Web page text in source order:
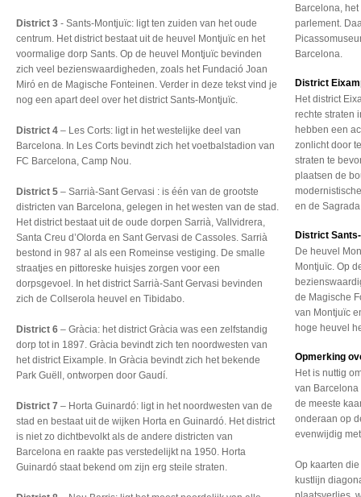
District 3 - Sants-Montjuïc: ligt ten zuiden van het oude
centrum. Het district bestaat uit de heuvel Montjuïc en het
voormalige dorp Sants. Op de heuvel Montjuïc bevinden
zich veel bezienswaardigheden, zoals het Fundació Joan
Miró en de Magische Fonteinen. Verder in deze tekst vind je
nog een apart deel over het district Sants-Montjuïc.
District 4 – Les Corts: ligt in het westelijke deel van
Barcelona. In Les Corts bevindt zich het voetbalstadion van
FC Barcelona, Camp Nou.
District 5 – Sarrià-Sant Gervasi : is één van de grootste
districten van Barcelona, gelegen in het westen van de stad.
Het district bestaat uit de oude dorpen Sarrià, Vallvidrera,
Santa Creu d’Olorda en Sant Gervasi de Cassoles. Sarrià
bestond in 987 al als een Romeinse vestiging. De smalle
straatjes en pittoreske huisjes zorgen voor een
dorpsgevoel. In het district Sarrià-Sant Gervasi bevinden
zich de Collserola heuvel en Tibidabo.
District 6 – Gràcia: het district Gràcia was een zelfstandig
dorp tot in 1897. Gràcia bevindt zich ten noordwesten van
het district Eixample. In Gràcia bevindt zich het bekende
Park Guëll, ontworpen door Gaudí.
District 7 – Horta Guinardó: ligt in het noordwesten van de
stad en bestaat uit de wijken Horta en Guinardó. Het district
is niet zo dichtbevolkt als de andere districten van
Barcelona en raakte pas verstedelijkt na 1950. Horta
Guinardó staat bekend om zijn erg steile straten.
Barcelona,
parlement.
Barcelona.
District
Het district
rechte straten
hebben een
zonlicht door
straten te
plaatsen de
en de
District
De heuvel
Montjuïc. Op
de Magische
van Montjuïc
hoge heuvel
Opmerking
Het is nuttig
van
de meeste
onderaan op
evenwijdig
Op kaarten
kustlijn